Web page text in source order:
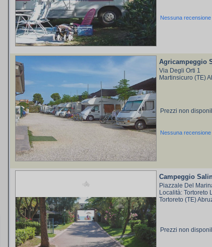
Nessuna recensione
Agricampeggio
Via Degli Orti 1
Martinsicuro (TE)
Prezzi non
Nessuna recensione
Campeggio
Piazzale Del
Località: Tortoreto
Tortoreto (TE)
Prezzi non